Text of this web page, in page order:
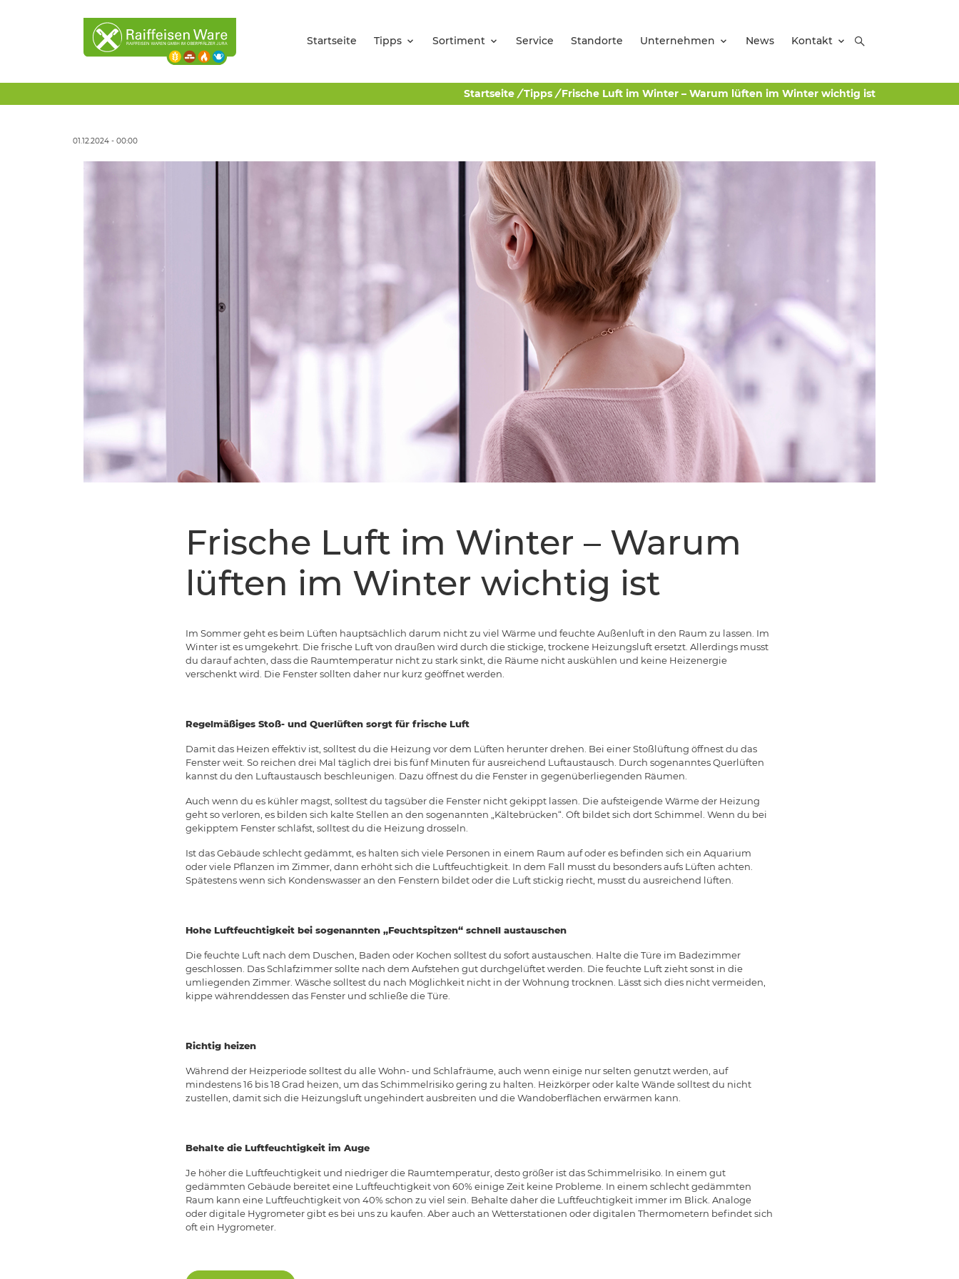
Startseite Tipps Sortiment Service Standorte Unternehmen News Kontakt
Startseite / Tipps / Frische Luft im Winter – Warum lüften im Winter wichtig ist
01.12.2024 - 00:00
Frische Luft im Winter – Warum
lüften im Winter wichtig ist
Im Sommer geht es beim Lüften hauptsächlich darum nicht zu viel Wärme und feuchte Außenluft in den Raum zu lassen. Im
Winter ist es umgekehrt. Die frische Luft von draußen wird durch die stickige, trockene Heizungsluft ersetzt. Allerdings musst
du darauf achten, dass die Raumtemperatur nicht zu stark sinkt, die Räume nicht auskühlen und keine Heizenergie
verschenkt wird. Die Fenster sollten daher nur kurz geöffnet werden.
Regelmäßiges Stoß- und Querlüften sorgt für frische Luft
Damit das Heizen effektiv ist, solltest du die Heizung vor dem Lüften herunter drehen. Bei einer Stoßlüftung öffnest du das
Fenster weit. So reichen drei Mal täglich drei bis fünf Minuten für ausreichend Luftaustausch. Durch sogenanntes Querlüften
kannst du den Luftaustausch beschleunigen. Dazu öffnest du die Fenster in gegenüberliegenden Räumen.
Auch wenn du es kühler magst, solltest du tagsüber die Fenster nicht gekippt lassen. Die aufsteigende Wärme der Heizung
geht so verloren, es bilden sich kalte Stellen an den sogenannten „Kältebrücken“. Oft bildet sich dort Schimmel. Wenn du bei
gekipptem Fenster schläfst, solltest du die Heizung drosseln.
Ist das Gebäude schlecht gedämmt, es halten sich viele Personen in einem Raum auf oder es befinden sich ein Aquarium
oder viele Pflanzen im Zimmer, dann erhöht sich die Luftfeuchtigkeit. In dem Fall musst du besonders aufs Lüften achten.
Spätestens wenn sich Kondenswasser an den Fenstern bildet oder die Luft stickig riecht, musst du ausreichend lüften.
Hohe Luftfeuchtigkeit bei sogenannten „Feuchtspitzen“ schnell austauschen
Die feuchte Luft nach dem Duschen, Baden oder Kochen solltest du sofort austauschen. Halte die Türe im Badezimmer
geschlossen. Das Schlafzimmer sollte nach dem Aufstehen gut durchgelüftet werden. Die feuchte Luft zieht sonst in die
umliegenden Zimmer. Wäsche solltest du nach Möglichkeit nicht in der Wohnung trocknen. Lässt sich dies nicht vermeiden,
kippe währenddessen das Fenster und schließe die Türe.
Richtig heizen
Während der Heizperiode solltest du alle Wohn- und Schlafräume, auch wenn einige nur selten genutzt werden, auf
mindestens 16 bis 18 Grad heizen, um das Schimmelrisiko gering zu halten. Heizkörper oder kalte Wände solltest du nicht
zustellen, damit sich die Heizungsluft ungehindert ausbreiten und die Wandoberflächen erwärmen kann.
Behalte die Luftfeuchtigkeit im Auge
Je höher die Luftfeuchtigkeit und niedriger die Raumtemperatur, desto größer ist das Schimmelrisiko. In einem gut
gedämmten Gebäude bereitet eine Luftfeuchtigkeit von 60% einige Zeit keine Probleme. In einem schlecht gedämmten
Raum kann eine Luftfeuchtigkeit von 40% schon zu viel sein. Behalte daher die Luftfeuchtigkeit immer im Blick. Analoge
oder digitale Hygrometer gibt es bei uns zu kaufen. Aber auch an Wetterstationen oder digitalen Thermometern befindet sich
oft ein Hygrometer.